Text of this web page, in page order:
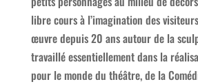
libre cours à l’imagination des
œuvre depuis 20 ans autour de la
travaillé essentiellement dans la
pour le monde du théâtre, de la